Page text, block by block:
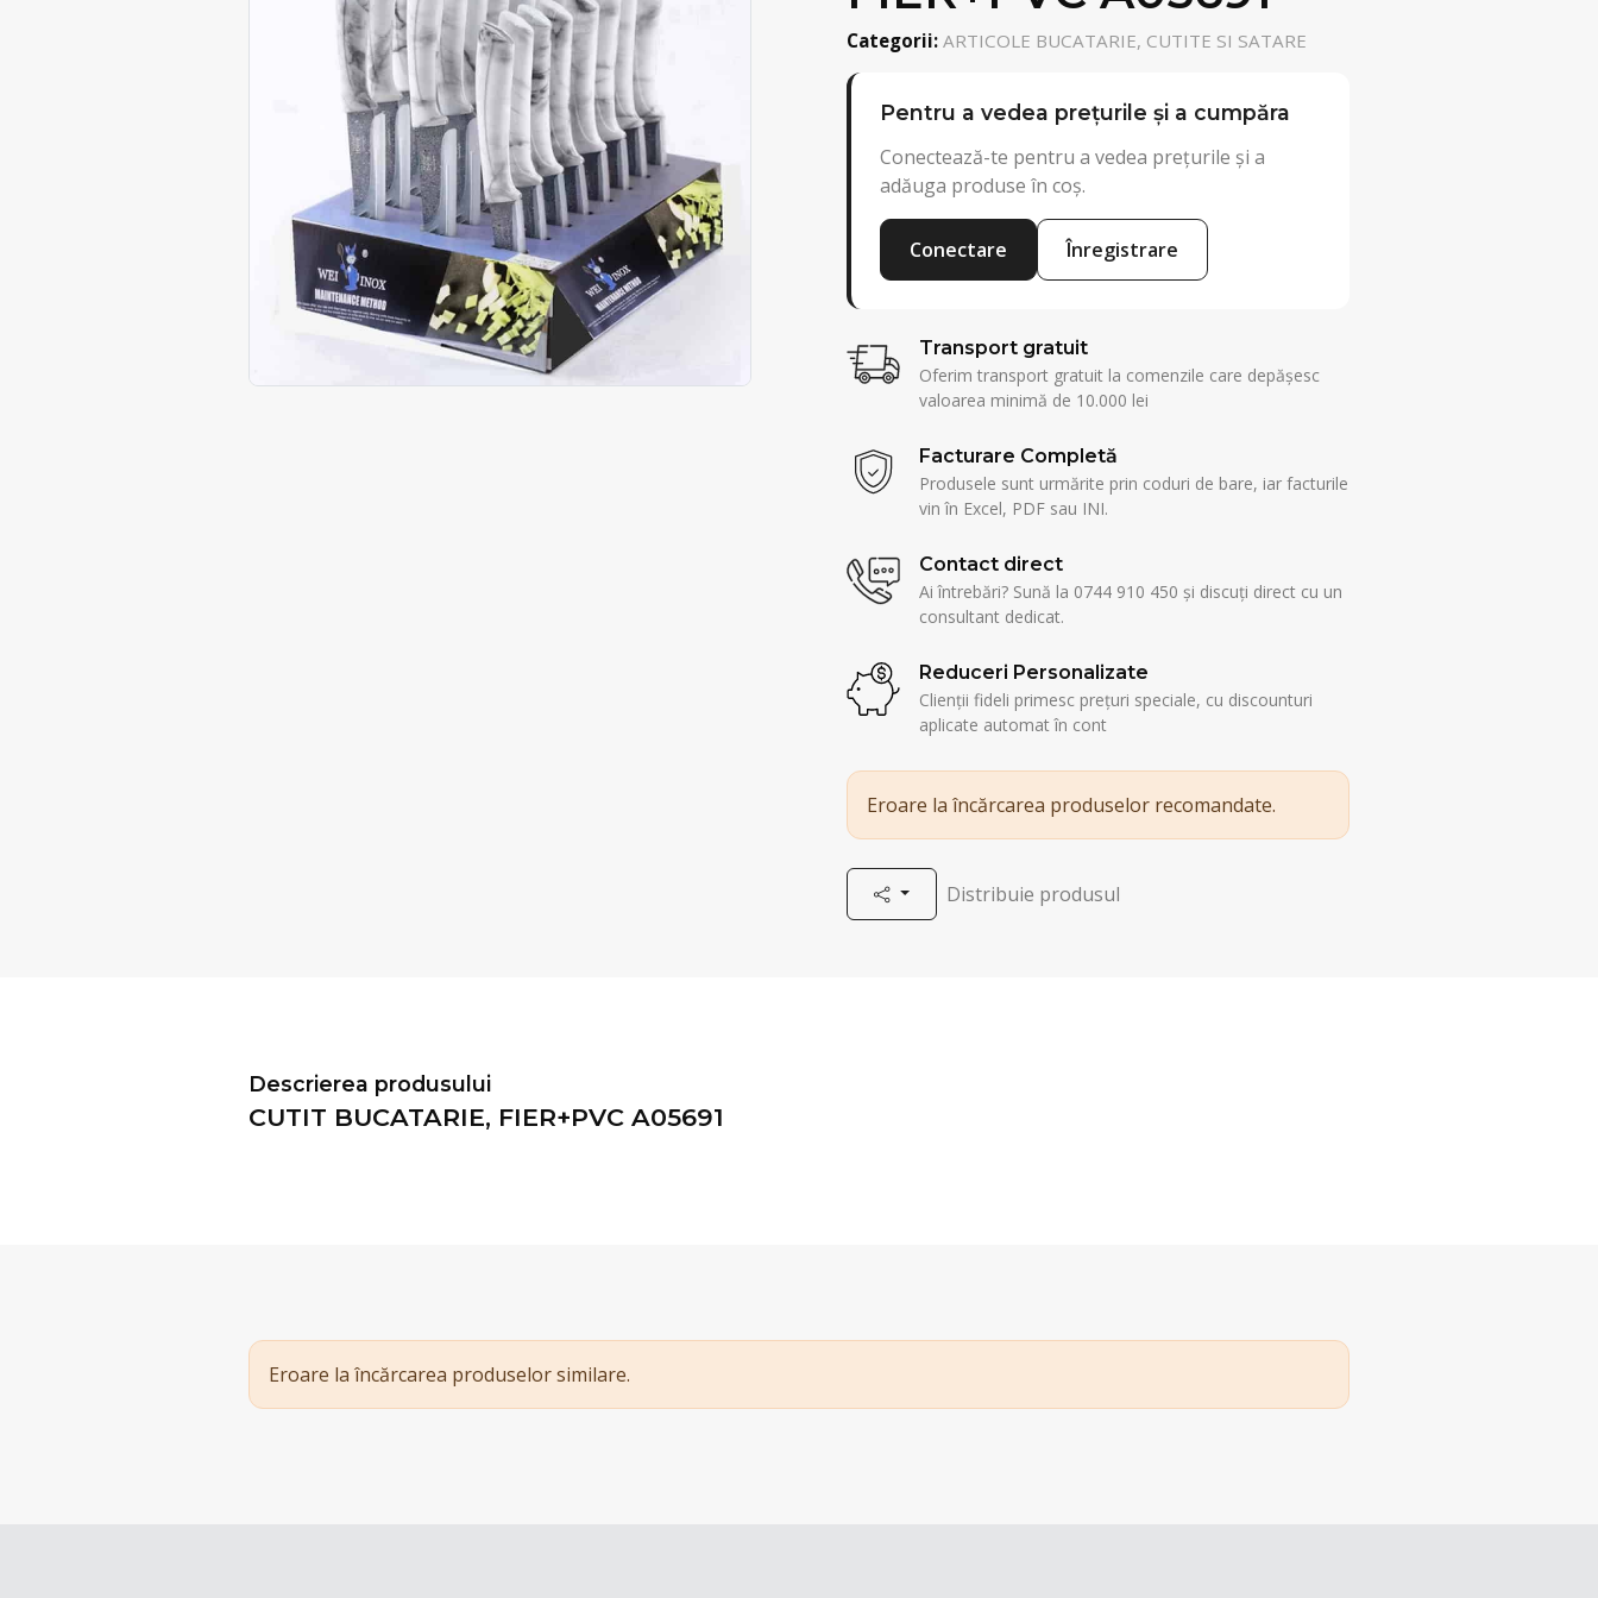
Categorii: ARTICOLE BUCATARIE, CUTITE SI SATARE
Pentru a vedea prețurile și a cumpăra
Conectează-te pentru a vedea prețurile și a
adăuga produse în coș.
Conectare Înregistrare
Transport gratuit
Oferim transport gratuit la comenzile care depășesc
valoarea minimă de 10.000 lei
Facturare Completă
Produsele sunt urmărite prin coduri de bare, iar facturile
vin în Excel, PDF sau INI.
Contact direct
Ai întrebări? Sună la 0744 910 450 și discuți direct cu un
consultant dedicat.
Reduceri Personalizate
Clienții fideli primesc prețuri speciale, cu discounturi
aplicate automat în cont
Eroare la încărcarea produselor recomandate.
Distribuie produsul
Descrierea produsului
CUTIT BUCATARIE, FIER+PVC A05691
Eroare la încărcarea produselor similare.